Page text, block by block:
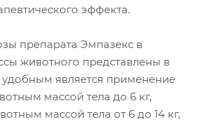
эффекта.
препарата Эмпазекс в
животного представлены в
является применение
массой тела до 6 кг,
массой тела от 6 до 14 кг,